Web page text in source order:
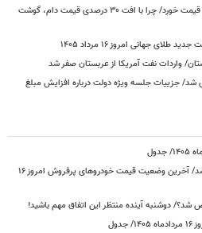
گوشت ۴ هزار تومانی این‌گونه میلیونی قیمت خورد/ چرا با افت ۳۰ درصدی قیمت دام، گوشت
جهانی امروز ۱۶ مرداد ۱۴۰۵
واردات نفت آمریکا از عربستان صفر شد
شد/ جزییات جلسه ویژه دولت درباره افزایش مبلغ
قیمت ارزان‌ترین خودرو بازار مشخص شد/ آخرین وضعیت قیمت خودروهای پرفروش امروز ۱۶
دوشنبه آینده منتظر این اتفاق مهم باشید!